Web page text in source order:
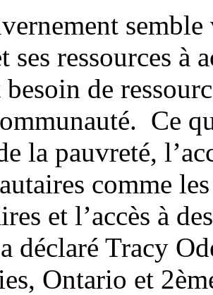
ses ressources
de
Ce
la pauvreté,
comme
et l’accès à
déclaré Tracy
Ontario et